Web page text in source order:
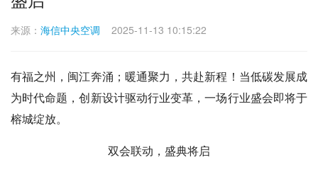
来源： 海信中央空调 2025-11-13 10:15:22
有福之州，闽江奔涌；暖通聚力，共赴新程！当低碳发展成
为时代命题，创新设计驱动行业变革，一场行业盛会即将于
榕城绽放。
双会联动，盛典将启